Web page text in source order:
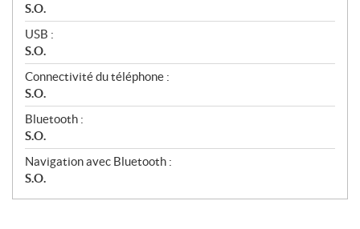
S.O.
USB :
S.O.
Connectivité du téléphone :
S.O.
Bluetooth :
S.O.
Navigation avec Bluetooth :
S.O.